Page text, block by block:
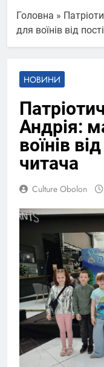
Головна »
для воїнів від
НОВИНИ
Андрія:
воїнів
читача
Culture Obolon